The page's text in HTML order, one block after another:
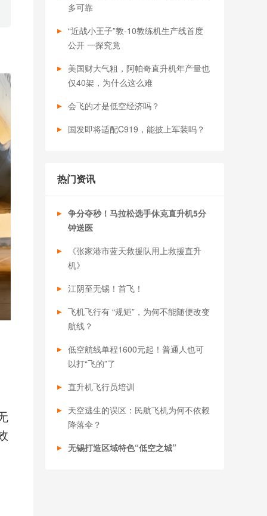
多可靠​
“近战小王子”教-10教练机生产线首度
公开 一探究竟
美国财大气粗，阿帕奇直升机年产量也
仅40架，为什么这么难
会飞的才是低空经济吗？
国发即将适配C919，能披上军装吗？
热门资讯
争分夺秒！马拉松选手休克直升机5分
钟送医
《张家港市蓝天救援队用上救援直升
机》
江阴至无锡！首飞！
飞机飞行有 “规矩”，为何不能随便改变
航线？
低空航线单程1600元起！普通人也可
以打“飞的”了
直升机飞行员培训
天空逃生的误区：民航飞机为何不依赖
降落伞？
无锡打造区域特色“低空之城”